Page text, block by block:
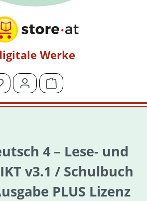
Werke
Du hast 0 Produkte auf dem Merkzettel
Warenkorb enthält 0
4 – Lese- und
v3.1 / Schulbuch
PLUS Lizenz